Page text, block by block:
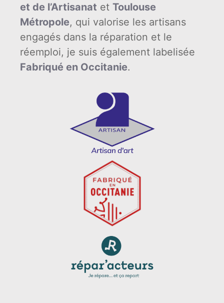
et de l’Artisanat et Toulouse
Métropole, qui valorise les artisans
engagés dans la réparation et le
réemploi, je suis également labelisée
Fabriqué en Occitanie.